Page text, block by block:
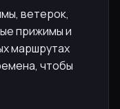
ветерок,
прижимы и
маршрутах
чтобы